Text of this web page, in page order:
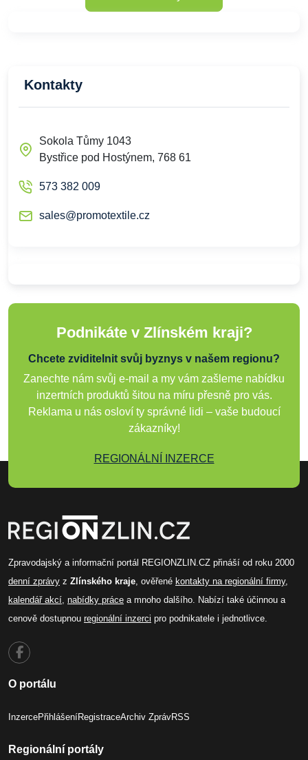
Kontakty
Sokola Tůmy 1043
Bystřice pod Hostýnem, 768 61
573 382 009
sales@promotextile.cz
Podnikáte v Zlínském kraji?
Chcete zviditelnit svůj byznys v našem regionu?
Zanechte nám svůj e-mail a my vám zašleme nabídku
inzertních produktů šitou na míru přesně pro vás.
Reklama u nás osloví ty správné lidi – vaše budoucí
zákazníky!
REGIONÁLNÍ INZERCE
Zpravodajský a informační portál REGIONZLIN.CZ přináší od roku 2000
denní zprávy z Zlínského kraje, ověřené kontakty na regionální firmy,
kalendář akcí, nabídky práce a mnoho dalšího. Nabízí také účinnou a
cenově dostupnou regionální inzerci pro podnikatele i jednotlivce.
O portálu
InzercePřihlášeníRegistraceArchiv ZprávRSS
Regionální portály